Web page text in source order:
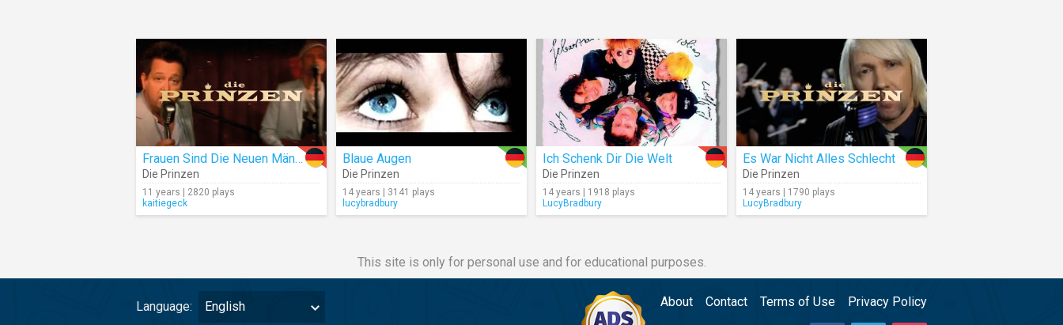
Frauen Sind Die Neuen Männer
Die Prinzen
11 years | 2820 plays
kaitiegeck
Blaue Augen
Die Prinzen
14 years | 3141 plays
lucybradbury
Ich Schenk Dir Die Welt
Die Prinzen
14 years | 1918 plays
LucyBradbury
Es War Nicht Alles Schlecht
Die Prinzen
14 years | 1790 plays
LucyBradbury
This site is only for personal use and for educational purposes.
Language: English About Contact Terms of Use Privacy Policy